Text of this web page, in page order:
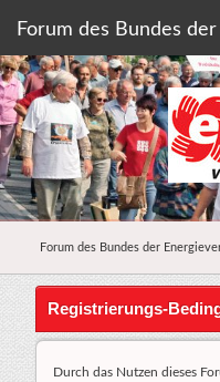
Forum des Bundes
Forum des Bundes der
Registrierungs-
Durch das Nutzen dieses